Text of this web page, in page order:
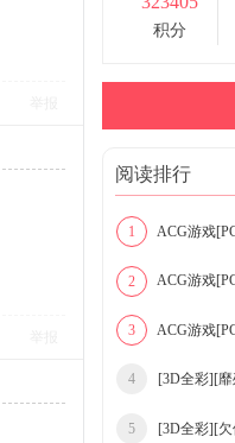
积分
阅读排行
1 ACG游戏[PC+
2 ACG游戏[PC+
3 ACG游戏[PC+
4 [3D全彩][靡
5 [3D全彩][欠